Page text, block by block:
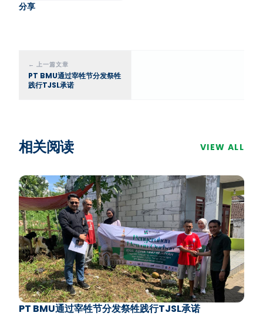
分享
← 上一篇文章
PT BMU通过宰牲节分发祭牲
践行TJSL承诺
相关阅读 VIEW ALL
PT BMU通过宰牲节分发祭牲践行TJSL承诺